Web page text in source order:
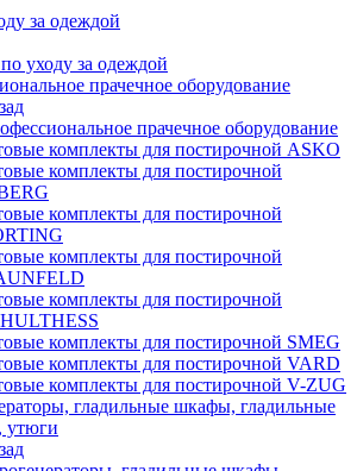
за одеждой
уходу за одеждой
прачечное оборудование
прачечное оборудование
комплекты для постирочной ASKO
комплекты для постирочной
комплекты для постирочной
комплекты для постирочной
комплекты для постирочной
комплекты для постирочной SMEG
комплекты для постирочной VARD
комплекты для постирочной V-ZUG
гладильные шкафы, гладильные
утюги